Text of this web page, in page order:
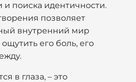
и поиска идентичности.
позволяет
внутренний мир
его боль, его
в глаза, – это